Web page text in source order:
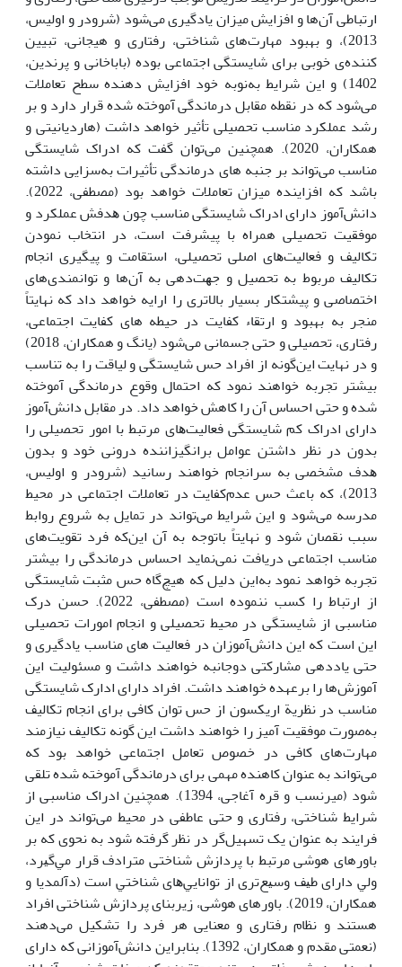
ارتباطی آن‌ها و افزایش میزان یادگیری می‌شود (شرودر و اولیس،
2013)، و بهبود مهارت‌های شناختی، رفتاری و هیجانی، تبیین
کننده‌ی خوبی برای شایستگی اجتماعی بوده (باباخانی و پرندین،
1402) و این شرایط به‌نوبه خود افزایش دهنده سطح تعاملات
می‌شود که در نقطه مقابل درماندگی آموخته شده قرار دارد و بر
رشد عملکرد مناسب تحصیلی تأثیر خواهد داشت (هاردیانیتی و
همکاران، 2020). همچنین می‌توان گفت که ادراک شایستگی
مناسب می‌تواند بر جنبه های درماندگی تأثیرات به‌سزایی داشته
باشد که افزاینده میزان تعاملات خواهد بود (مصطفی، 2022).
داﻧﺶآﻣﻮز دارای ادراک شایستگی مناسب ﭼﻮن ﻫﺪﻓﺶ عملکرد و
ﻣﻮﻓﻘﯿﺖ ﺗﺤﺼﯿﻠﯽ همراه با ﭘﯿﺸﺮﻓﺖ اﺳﺖ، در اﻧﺘﺨﺎب نمودن
تکالیف و ﻓﻌﺎﻟﯿﺖﻫﺎی اصلی ﺗﺤﺼﯿﻠﯽ، اﺳﺘﻘﺎﻣﺖ و پیگیری انجام
تکالیف مربوط به تحصیل و ﺟﻬﺖ‌دهی به آن‌ها و توانمندی‌های
اختصاصی و پیشتکار بسیار بالاتری را ارایه خواهد داد ﮐﻪ نهایتاً
منجر به بهبود و ارتقاء کفایت در حیطه های کفایت اجتماعی،
رفتاری، تحصیلی و حتی جسمانی می‌شود (یانگ و همکاران، 2018)
و در نهایت این‌گونه از افراد حس ﺷﺎﯾﺴﺘﮕﯽ و ﻟﯿﺎﻗﺖ را به تناسب
بیشتر تجربه خواهند نمود که احتمال وقوع درماندگی آموخته
شده و حتی احساس آن را کاهش خواهد داد. در ﻣﻘﺎﺑﻞ داﻧﺶآﻣﻮز
دارای ادراک کم شایستگی ﻓﻌﺎﻟﯿﺖﻫﺎی مرتبط با امور ﺗﺤﺼﯿﻠﯽ را
ﺑﺪون در نظر داشتن عوامل برانگیزاننده دروﻧﯽ خود و بدون
ﻫﺪف مشخصی به سرانجام خواهند رسانید (شرودر و اولیس،
2013)، ﮐﻪ ﺑﺎﻋﺚ حس عدم‌کفایت در تعاملات اجتماعی در محیط
مدرسه ﻣﯽﺷﻮد و این شرایط می‌تواند در تمایل به شروع روابط
سبب نقصان شود و نهایتاً با‌توجه به آن این‌که فرد تقویت‌های
مناسب اجتماعی دریافت نمی‌نماید احساس درماندگی را بیشتر
تجربه خواهد نمود به‌این دلیل که هیچ‌گاه حس مثبت شایستگی
از ارتباط را کسب ننموده است (مصطفی، 2022). حسن درک
مناسبی از شایستگی در محیط تحصیلی و انجام امورات تحصیلی
این است که این دانش‌آموزان در فعالیت های مناسب یادگیری و
حتی یاددهی مشارکتی دوجانبه خواهند داشت و مسئولیت این
آموزش‌ها را برعهده خواهند داشت. افراد دارای ادارک شایستگی
مناسب در نظریة اریکسون از حس توان کافی برای انجام تکالیف
به‌صورت موفقیت آمیز را خواهند داشت این گونه تکالیف نیازمند
مهارت‌های کافی در خصوص تعامل اجتماعی خواهد بود که
می‌تواند به عنوان کاهنده مهمی برای درماندگی آموخته شده تلقی
شود (میرنسب و قره آغاجی، 1394). همچنین ادراک مناسبی از
شرایط شناختی، رفتاری و حتی عاطفی در محیط می‌تواند در این
فرایند به عنوان یک تسهیل‌گر در نظر گرفته شود به نحوی که بر
باورهای هوشی مرتبط ﺑﺎ پردازش شناختی ﻣﺘﺮادف ﻗﺮار ﻣﻲ‌ﮔﻴﺮد،
وﻟﻲ دارای ﻃﻴﻒ وﺳﻴﻊ‌ﺗﺮی از ﺗﻮاﻧﺎﻳﻲ‌ﻫﺎی ﺷﻨﺎﺧﺘﻲ اﺳﺖ (دآلمدیا و
همکاران، 2019). باورهای هوشی، زیربنای پردازش شناختی افراد
هستند و نظام رفتاری و معنایی هر فرد را تشکیل می‌دهند
(نعمتی مقدم و همکاران، 1392). بنابراین دانش‌آموزانی که دارای